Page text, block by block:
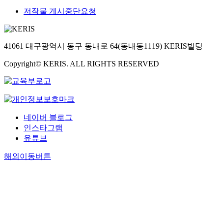
저작물 게시중단요청
41061 대구광역시 동구 동내로 64(동내동1119) KERIS빌딩
Copyright© KERIS. ALL RIGHTS RESERVED
네이버 블로그
인스타그램
유튜브
해외이동버튼